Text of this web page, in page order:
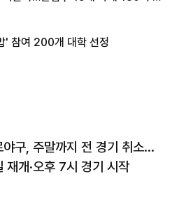
' 참여 200개 대학 선정
야구, 주말까지 전 경기 취소…
재개·오후 7시 경기 시작